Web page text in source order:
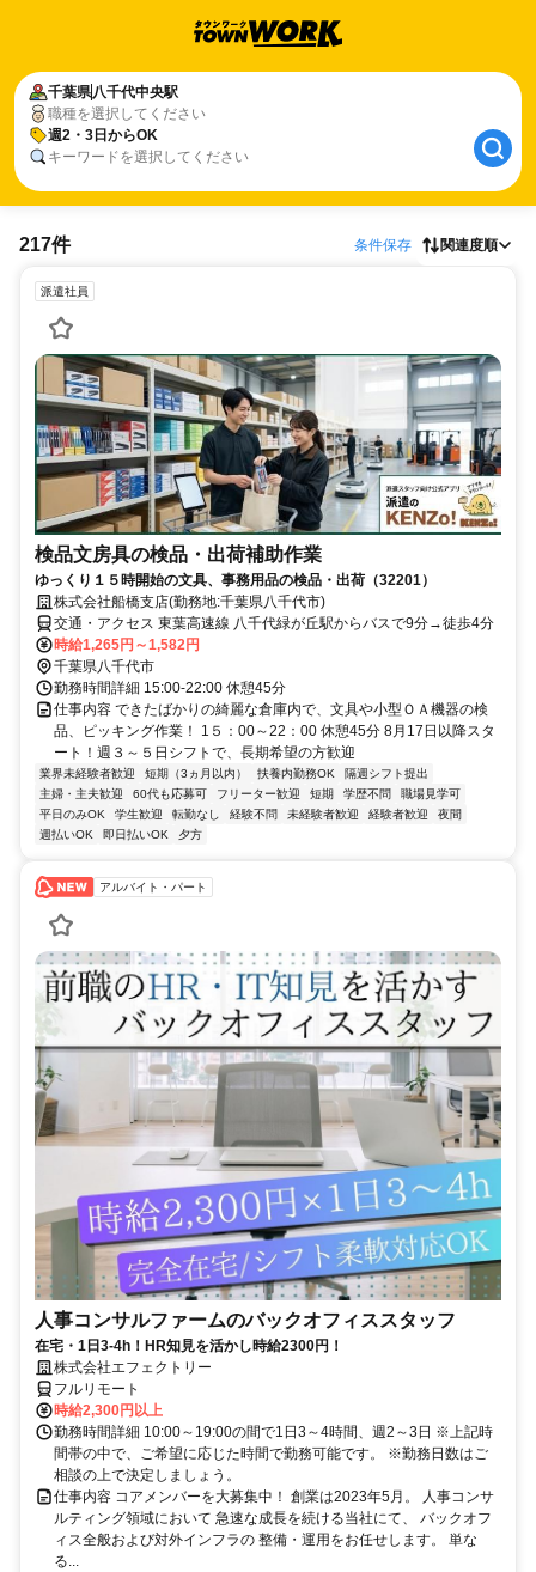
千葉県八千代中央駅
職種を選択してください
週2・3日からOK
キーワードを選択してください
217件 条件保存 関連度順
派遣社員
検品文房具の検品・出荷補助作業
ゆっくり１５時開始の文具、事務用品の検品・出荷（32201）
株式会社船橋支店(勤務地:千葉県八千代市)
交通・アクセス 東葉高速線 八千代緑が丘駅からバスで9分→徒歩4分
時給1,265円～1,582円
千葉県八千代市
勤務時間詳細 15:00-22:00 休憩45分
仕事内容 できたばかりの綺麗な倉庫内で、文具や小型ＯＡ機器の検
品、ピッキング作業！ 1５：00～22：00 休憩45分 8月17日以降スタ
ート！週３～５日シフトで、長期希望の方歓迎
業界未経験者歓迎 短期（3ヵ月以内） 扶養内勤務OK
隔週シフト提出
主婦・主夫歓迎
60代も応募可 フリーター歓迎 短期 学歴不問
職場見学可
平日のみOK
学生歓迎 転勤なし 経験不問 未経験者歓迎 経験者歓迎
夜間
週払いOK
即日払いOK 夕方
アルバイト・パート
人事コンサルファームのバックオフィススタッフ
在宅・1日3-4h！HR知見を活かし時給2300円！
株式会社エフェクトリー
フルリモート
時給2,300円以上
勤務時間詳細 10:00～19:00の間で1日3～4時間、週2～3日 ※上記時
間帯の中で、ご希望に応じた時間で勤務可能です。 ※勤務日数はご
相談の上で決定しましょう。
仕事内容 コアメンバーを大募集中！ 創業は2023年5月。 人事コンサ
ルティング領域において 急速な成長を続ける当社にて、 バックオフ
ィス全般および対外インフラの 整備・運用をお任せします。 単な
る...